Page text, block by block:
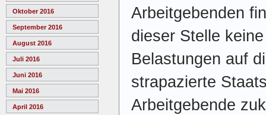
Oktober 2016
September 2016
August 2016
Juli 2016
Juni 2016
Mai 2016
April 2016
Arbeitgebenden
dieser Stelle
Belastungen auf
strapazierte
Arbeitgebende